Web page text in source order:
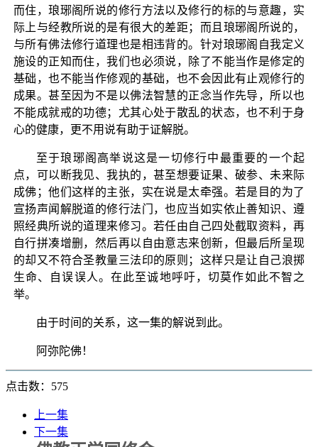
而住，琅琊阁所说的修行方法以及修行的标的与意趣，实
际上与经教所说的是有很大的差距；而且琅琊阁所说的，
与所有佛法修行道理也是相违背的。针对琅琊阁自我定义
施设的正知而住，我们也必须说，除了不能当作是修定的
基础，也不能当作修观的基础，也不会因此有止观修行的
成果。甚至因为不是以佛法智慧的正念当作先导，所以也
不能成就戒的功德；尤其心处于散乱的状态，也不利于身
心的健康，更不用说有助于证解脱。
至于琅琊阁高举说这是一切修行中最重要的一个起
点，可以断我见、我执的，甚至想要证果、破参、未来际
成佛；他们这样的主张，实在说是太牵强。若是目的为了
宣扬声闻解脱道的修行法门，也应当如实依止善知识、遵
照经典所说的道理来修习。若任由自己四处截取资料，再
自行拼凑增删，然后再以自由意志来创新，但最后所呈现
的却又不符合圣教量三法印的原则；这样只是让自己浪掷
生命、自误误人。在此至诚地呼吁，切莫作如此不智之
举。
由于时间的关系，这一集的解说到此。
阿弥陀佛！
点击数：575
上一集
下一集